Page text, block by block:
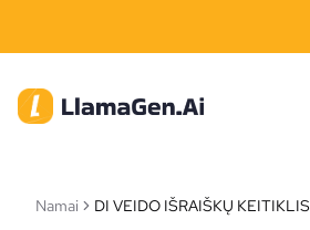
Namai DI VEIDO IŠRAIŠKŲ KEITIKLIS